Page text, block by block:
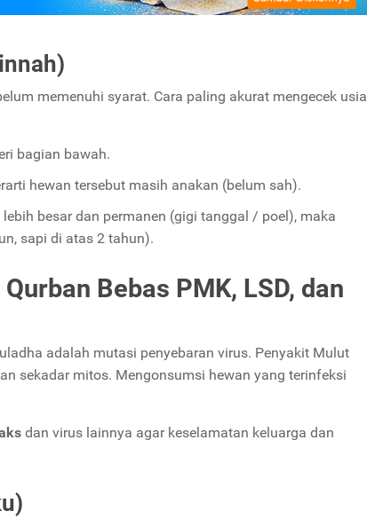
memenuhi syarat. Cara paling akurat mengecek usia
bagian bawah.
hewan tersebut masih anakan (belum sah).
besar dan permanen (gigi tanggal / poel), maka
sapi di atas 2 tahun).
Bebas PMK, LSD, dan
adalah mutasi penyebaran virus. Penyakit Mulut
sekadar mitos. Mengonsumsi hewan yang terinfeksi
dan virus lainnya agar keselamatan keluarga dan